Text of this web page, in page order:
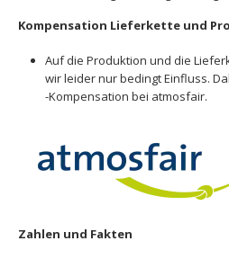
Kompensation Lieferkette und
Auf die Produktion und die
wir leider nur bedingt Einfluss.
-Kompensation bei atmosfair.
Zahlen und Fakten